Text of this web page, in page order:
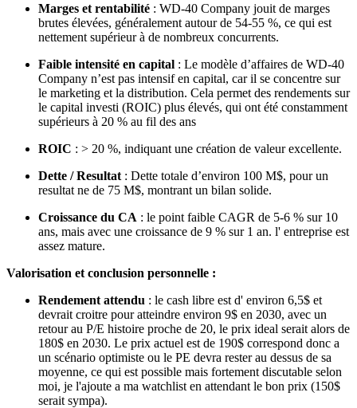
Marges et rentabilité : WD-40 Company jouit de marges
brutes élevées, généralement autour de 54-55 %, ce qui est
nettement supérieur à de nombreux concurrents.
Faible intensité en capital : Le modèle d’affaires de WD-40
Company n’est pas intensif en capital, car il se concentre sur
le marketing et la distribution. Cela permet des rendements sur
le capital investi (ROIC) plus élevés, qui ont été constamment
supérieurs à 20 % au fil des ans
ROIC : > 20 %, indiquant une création de valeur excellente.
Dette / Resultat : Dette totale d’environ 100 M$, pour un
resultat ne de 75 M$, montrant un bilan solide.
Croissance du CA : le point faible CAGR de 5-6 % sur 10
ans, mais avec une croissance de 9 % sur 1 an. l' entreprise est
assez mature.
Valorisation et conclusion personnelle :
Rendement attendu : le cash libre est d' environ 6,5$ et
devrait croitre pour atteindre environ 9$ en 2030, avec un
retour au P/E histoire proche de 20, le prix ideal serait alors de
180$ en 2030. Le prix actuel est de 190$ correspond donc a
un scénario optimiste ou le PE devra rester au dessus de sa
moyenne, ce qui est possible mais fortement discutable selon
moi, je l'ajoute a ma watchlist en attendant le bon prix (150$
serait sympa).